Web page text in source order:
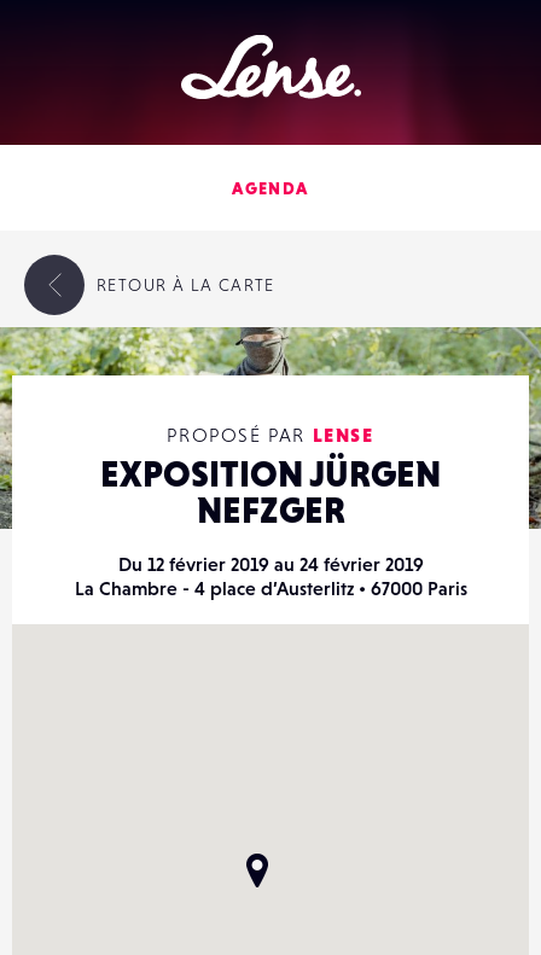
Lense
AGENDA
PROPOSÉ PAR LENSE
EXPOSITION JÜRGEN
NEFZGER
Du 12 février 2019 au 24 février 2019
La Chambre - 4 place d’Austerlitz • 67000 Paris
RETOUR À LA CARTE